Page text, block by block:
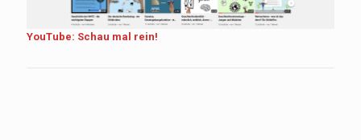
YouTube: Schau mal rein!